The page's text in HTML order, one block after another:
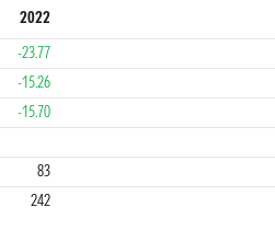
2022
-23.77
-15.26
-15.70
4
83
242